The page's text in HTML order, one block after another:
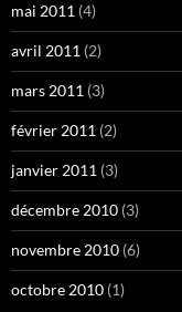
mai 2011 (4)
avril 2011 (2)
mars 2011 (3)
février 2011 (2)
janvier 2011 (3)
décembre 2010 (3)
novembre 2010 (6)
octobre 2010 (1)